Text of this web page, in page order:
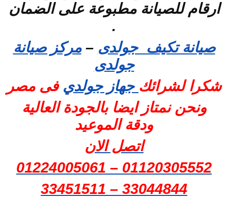
ارقام للصيانة مطبوعة على الضمان
.
صيانة تكيف جولدى –مركز صيانة
جولدى
شكرا لشرائك جهاز جولدي فى مصر
ونحن نمتاز ايضا بالجودة العالية
ودقة الموعيد
اتصل الان
01120305552 – 01224005061
33044844 – 33451511